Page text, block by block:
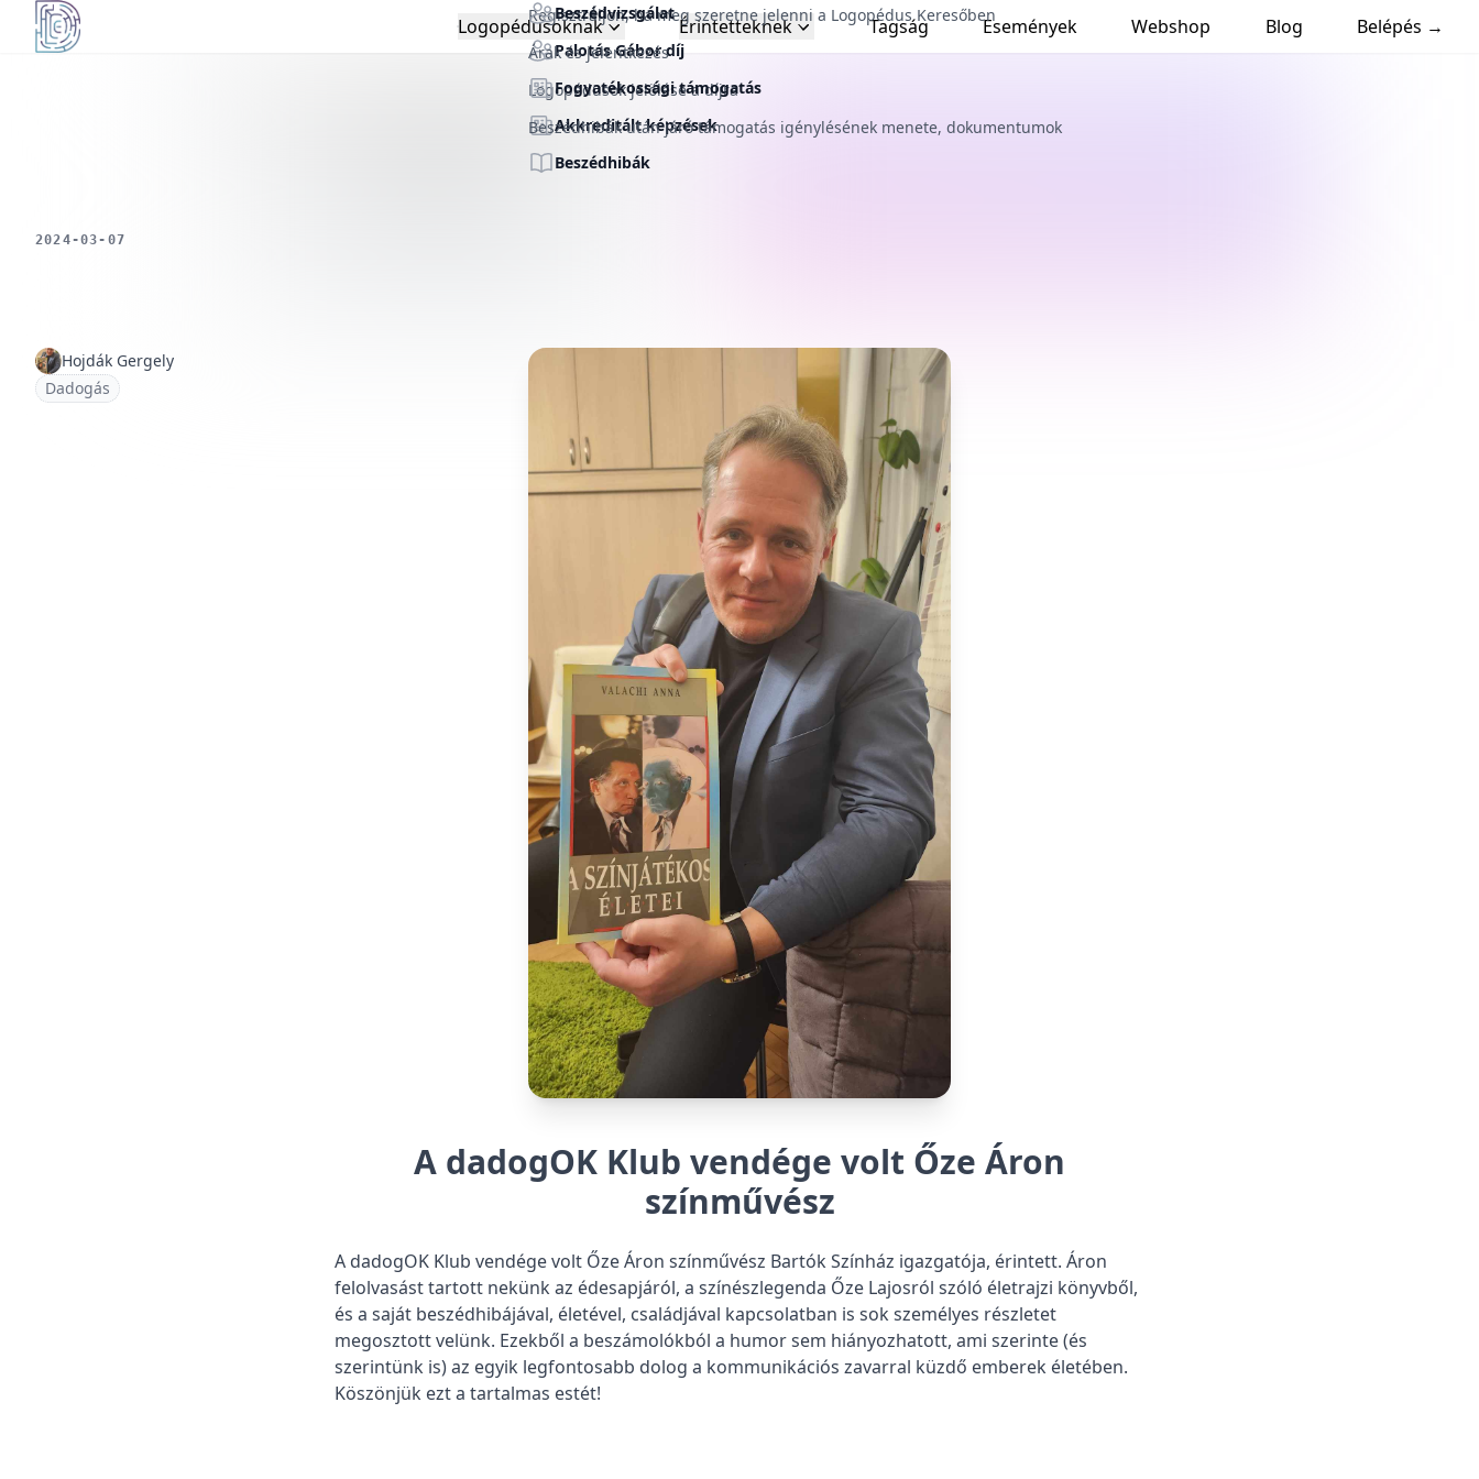
Démoszthenész Egyesület Logopédusoknak Érintetteknek Tagság Események Webshop Blog Belépés →
Regisztráljon, ha meg szeretne jelenni a Logopédus Keresőben
Palotás Gábor díj
Logopédusok jelölése a díjra
Akkreditált képzések
Beszédvizsgálat
Árak és jelentkezés
Fogyatékossági támogatás
Beszédhibák után járó támogatás igénylésének menete, dokumentumok
Beszédhibák
Az Ön adatainak védelme fontos
2024-03-07
Hojdák Gergely
Dadogás
A dadogOK Klub vendége volt Őze Áron
színművész
A dadogOK Klub vendége volt Őze Áron színművész Bartók Színház igazgatója, érintett. Áron
felolvasást tartott nekünk az édesapjáról, a színészlegenda Őze Lajosról szóló életrajzi könyvből,
és a saját beszédhibájával, életével, családjával kapcsolatban is sok személyes részletet
megosztott velünk. Ezekből a beszámolókból a humor sem hiányozhatott, ami szerinte (és
szerintünk is) az egyik legfontosabb dolog a kommunikációs zavarral küzdő emberek életében.
Köszönjük ezt a tartalmas estét!